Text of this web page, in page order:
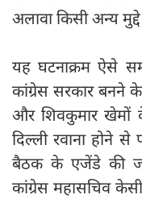
अलावा किसी अन्य
यह घटनाक्रम ऐसे
कांग्रेस सरकार बनने के
और शिवकुमार खेमों
दिल्ली रवाना होने
बैठक के एजेंडे की
कांग्रेस महासचिव